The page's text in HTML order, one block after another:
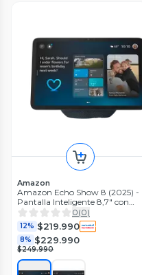
Amazon
Amazon Echo Show 8 (2025) -
Pantalla Inteligente 8,7" con
Audio Espacial0(0)
12% $219.990
8% $229.990
$249.990